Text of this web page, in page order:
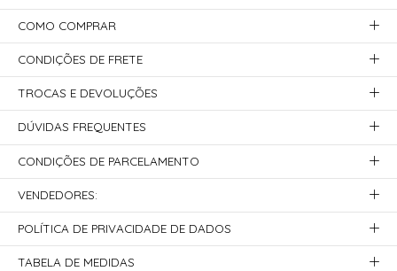
COMO COMPRAR
CONDIÇÕES DE FRETE
TROCAS E DEVOLUÇÕES
DÚVIDAS FREQUENTES
CONDIÇÕES DE PARCELAMENTO
VENDEDORES:
POLÍTICA DE PRIVACIDADE DE DADOS
TABELA DE MEDIDAS